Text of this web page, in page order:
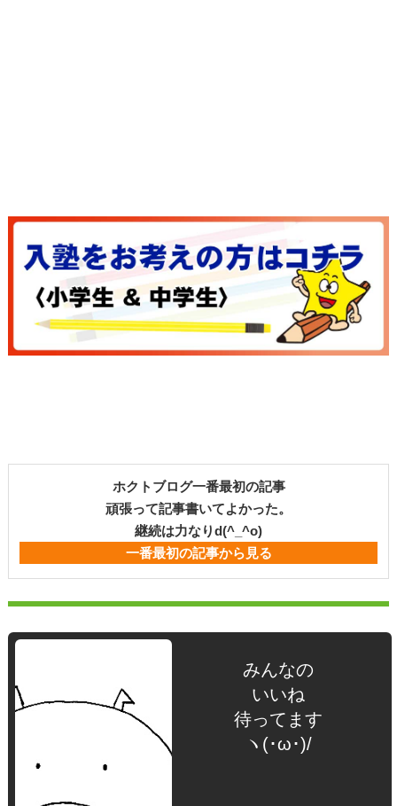
ホクトブログ一番最初の記事
頑張って記事書いてよかった。
継続は力なりd(^_^o)
一番最初の記事から見る
みんなの
いいね
待ってます
ヽ(･ω･)/